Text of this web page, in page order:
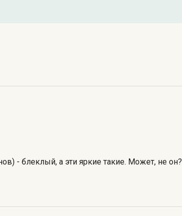
- блеклый, а эти яркие такие. Может, не он?